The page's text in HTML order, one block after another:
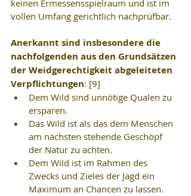
keinen Ermessensspielraum und ist im
vollen Umfang gerichtlich nachprüfbar.
Anerkannt sind insbesondere die
nachfolgenden aus den Grundsätzen
der Weidgerechtigkeit abgeleiteten
Verpflichtungen: [9]
Dem Wild sind unnötige Qualen zu
ersparen.
Das Wild ist als das dem Menschen
am nächsten stehende Geschöpf
der Natur zu achten.
Dem Wild ist im Rahmen des
Zwecks und Zieles der Jagd ein
Maximum an Chancen zu lassen.